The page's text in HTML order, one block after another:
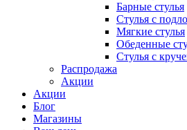
Барные стулья
Стулья с
Мягкие стулья
Обеденные
Стулья с
Распродажа
Акции
Акции
Блог
Магазины